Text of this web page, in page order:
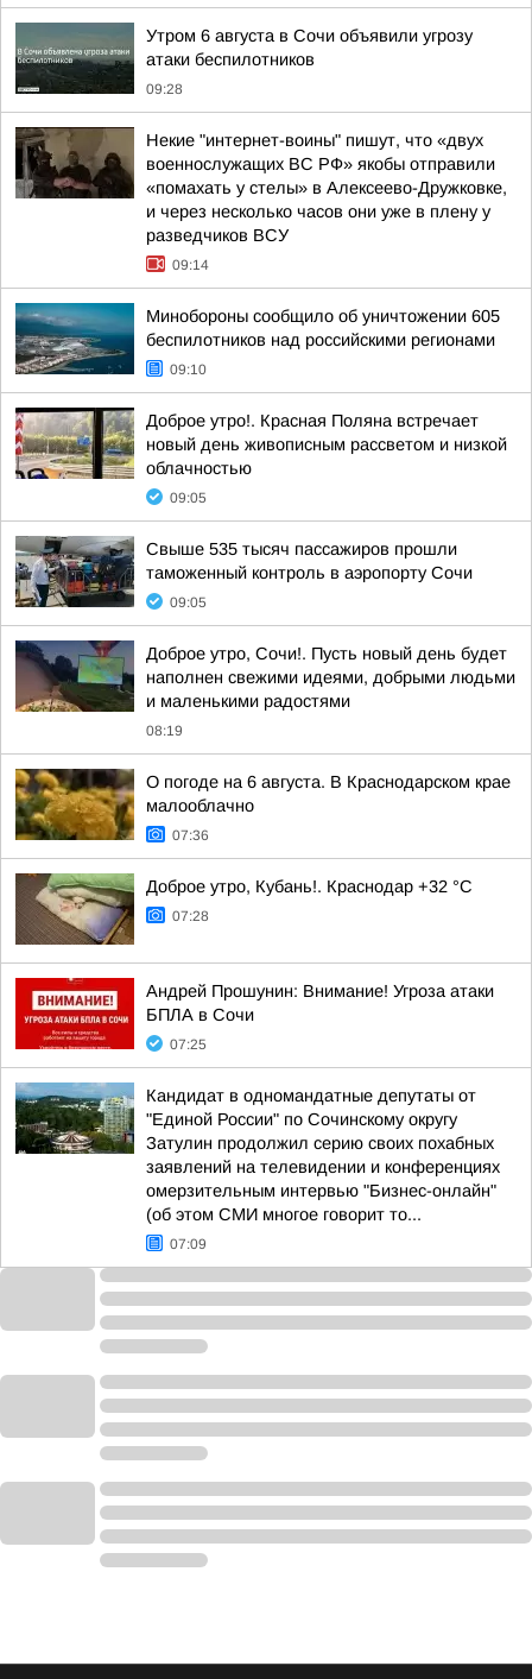
Утром 6 августа в Сочи объявили угрозу
атаки беспилотников
09:28
Некие "интернет-воины" пишут, что «двух
военнослужащих ВС РФ» якобы отправили
«помахать у стелы» в Алексеево-Дружковке,
и через несколько часов они уже в плену у
разведчиков ВСУ
09:14
Минобороны сообщило об уничтожении 605
беспилотников над российскими регионами
09:10
Доброе утро!. Красная Поляна встречает
новый день живописным рассветом и низкой
облачностью
09:05
Свыше 535 тысяч пассажиров прошли
таможенный контроль в аэропорту Сочи
09:05
Доброе утро, Сочи!. Пусть новый день будет
наполнен свежими идеями, добрыми людьми
и маленькими радостями
08:19
О погоде на 6 августа. В Краснодарском крае
малооблачно
07:36
Доброе утро, Кубань!. Краснодар +32 °С
07:28
Андрей Прошунин: Внимание! Угроза атаки
БПЛА в Сочи
07:25
Кандидат в одномандатные депутаты от
"Единой России" по Сочинскому округу
Затулин продолжил серию своих похабных
заявлений на телевидении и конференциях
омерзительным интервью "Бизнес-онлайн"
(об этом СМИ многое говорит то...
07:09